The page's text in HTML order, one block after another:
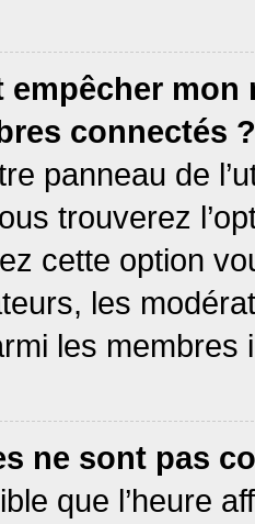
empêcher mon
connectés ?
panneau de
trouverez
cette option
les
les membres
ne sont pas
que l’heure